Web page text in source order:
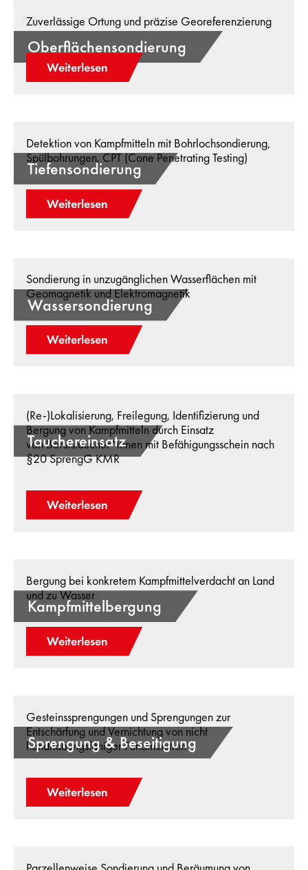
Oberflächensondierung
Zuverlässige Ortung und präzise Georeferenzierung
Weiterlesen
Tiefensondierung
Detektion von Kampfmitteln mit Bohrlochsondierung,
Spülbohrungen, CPT (Cone Penetrating Testing)
Weiterlesen
Wassersondierung
Sondierung in unzugänglichen Wasserflächen mit
Geomagnetik und Elektromagnetik
Weiterlesen
Tauchereinsatz
(Re-)Lokalisierung, Freilegung, Identifizierung und
Bergung von Kampfmitteln durch Einsatz
von Berufstaucher*innen mit Befähigungsschein nach
§20 SprengG KMR
Weiterlesen
Kampfmittelbergung
Bergung bei konkretem Kampfmittelverdacht an Land
und zu Wasser
Weiterlesen
Sprengung & Beseitigung
Gesteinssprengungen und Sprengungen zur
Entschärfung und Vernichtung von nicht
handhabungsfähiger Fundmunition
Weiterlesen